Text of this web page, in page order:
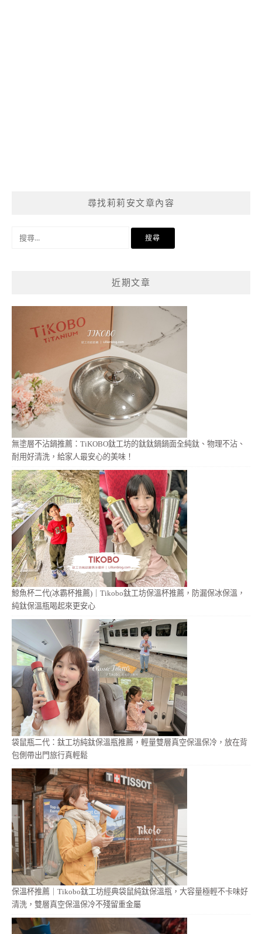
尋找莉莉安文章內容
近期文章
無塗層不沾鍋推薦：TiKOBO鈦工坊的鈦鈦鍋鍋面全純鈦、物理不沾、
耐用好清洗，給家人最安心的美味！
鯨魚杯二代(冰霸杯推薦)｜Tikobo鈦工坊保溫杯推薦，防漏保冰保溫，
純鈦保溫瓶喝起來更安心
袋鼠瓶二代：鈦工坊純鈦保溫瓶推薦，輕量雙層真空保溫保冷，放在背
包側帶出門旅行真輕鬆
保溫杯推薦｜Tikobo鈦工坊經典袋鼠純鈦保溫瓶，大容量極輕不卡味好
清洗，雙層真空保溫保冷不殘留重金屬